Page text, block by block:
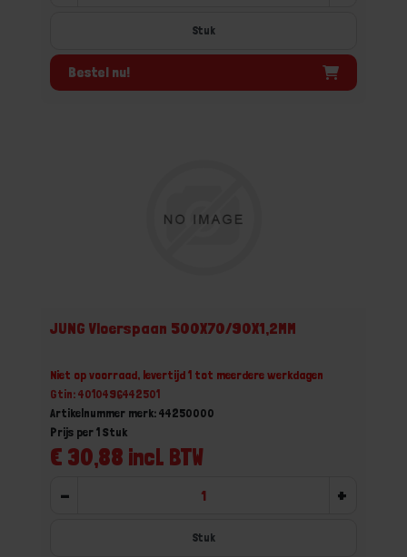
Stuk
Bestel nu!
JUNG Vloerspaan 500X70/90X1,2MM
Niet op voorraad, levertijd 1 tot meerdere werkdagen
Gtin: 4010496442501
Artikelnummer merk: 44250000
€ 30,88 incl. BTW
Prijs per 1 Stuk
- +
Stuk